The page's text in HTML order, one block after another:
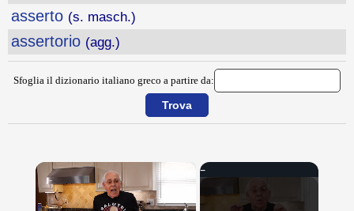
asserto (s. masch.)
assertorio (agg.)
Sfoglia il dizionario italiano greco a partire da: